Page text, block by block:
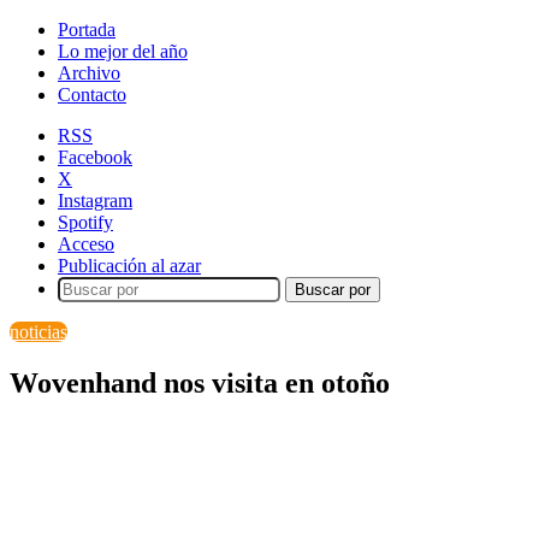
Portada
Lo mejor del año
Archivo
Contacto
RSS
Facebook
X
Instagram
Spotify
Acceso
Publicación al azar
Buscar por
noticias
Wovenhand nos visita en otoño